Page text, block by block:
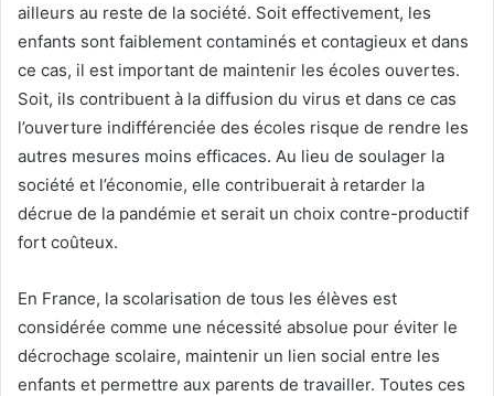
ailleurs au reste de la société. Soit effectivement, les
enfants sont faiblement contaminés et contagieux et dans
ce cas, il est important de maintenir les écoles ouvertes.
Soit, ils contribuent à la diffusion du virus et dans ce cas
l’ouverture indifférenciée des écoles risque de rendre les
autres mesures moins efficaces. Au lieu de soulager la
société et l’économie, elle contribuerait à retarder la
décrue de la pandémie et serait un choix contre-productif
fort coûteux.
En France, la scolarisation de tous les élèves est
considérée comme une nécessité absolue pour éviter le
décrochage scolaire, maintenir un lien social entre les
enfants et permettre aux parents de travailler. Toutes ces